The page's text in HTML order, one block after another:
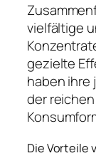
vielfältige
gezielte
haben ihre
der
Die Vorteile